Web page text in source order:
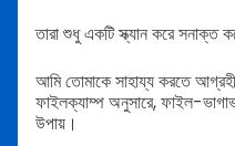
তারা শুধু একটি স্ক্যান করে সনাক্ত
আমি তোমাকে সাহায্য করতে
ফাইলক্যাম্প অনুসারে, ফাইল-
উপায়।